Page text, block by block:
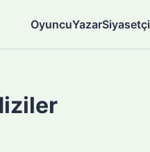
OyuncuYazarSiyasetçi